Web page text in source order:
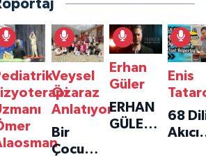
Veysel
Özaraz
Anlatıyor
Bir
Çocuğun
Erhan
Güler
ERHAN
GÜLER'IN
Enis
68
Akıcı